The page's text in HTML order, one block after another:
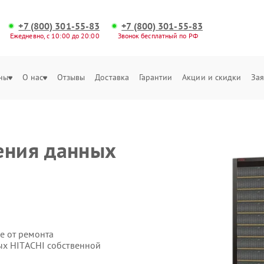
+7 (800) 301-55-83
Ежедневно, с 10:00 до 20:00
+7 (800) 301-55-83
Звонок бесплатный по РФ
О нас Отзывы Доставка Гарантии Акции и скидки
данных
от ремонта
HITACHI собственной